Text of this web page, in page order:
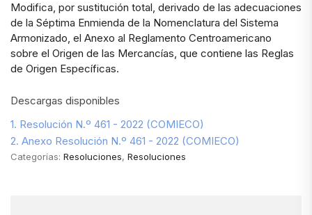
Modifica, por sustitución total, derivado de las adecuaciones
de la Séptima Enmienda de la Nomenclatura del Sistema
Armonizado, el Anexo al Reglamento Centroamericano
sobre el Origen de las Mercancías, que contiene las Reglas
de Origen Específicas.
Descargas disponibles
1. Resolución N.º 461 - 2022 (COMIECO)
2. Anexo Resolución N.º 461 - 2022 (COMIECO)
Categorías: Resoluciones, Resoluciones